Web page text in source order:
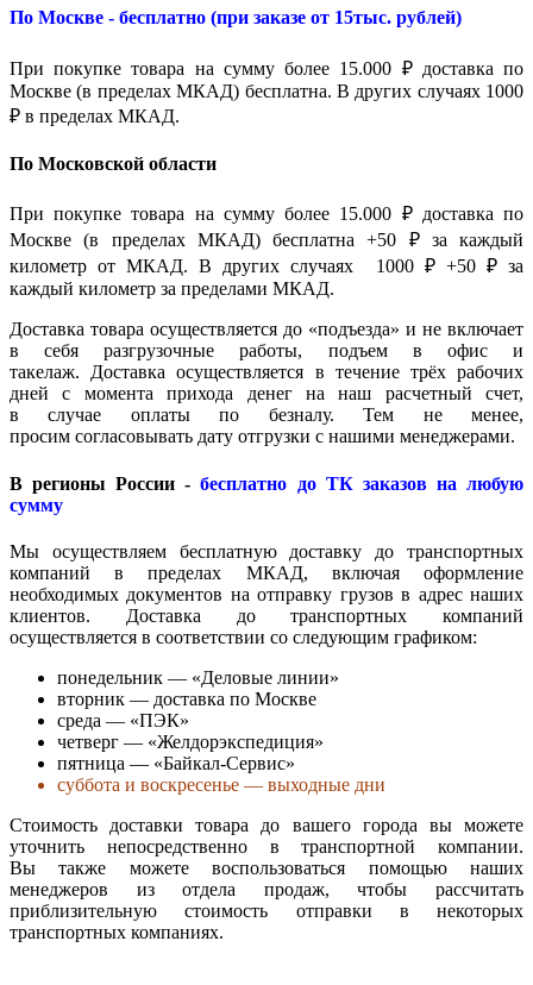
По Москве - бесплатно (при заказе от 15тыс. рублей)
При покупке товара на сумму более 15.000 ₽ доставка по
Москве (в пределах МКАД) бесплатна. В других случаях 1000
₽ в пределах МКАД.
По Московской области
При покупке товара на сумму более 15.000 ₽ доставка по
Москве (в пределах МКАД) бесплатна +50 ₽ за каждый
километр от МКАД. В других случаях 1000 ₽ +50 ₽ за
каждый километр за пределами МКАД.
Доставка товара осуществляется до «подъезда» и не включает
в себя разгрузочные работы, подъем в офис и
такелаж. Доставка осуществляется в течение трёх рабочих
дней с момента прихода денег на наш расчетный счет,
в случае оплаты по безналу. Тем не менее,
просим согласовывать дату отгрузки с нашими менеджерами.
В регионы России -бесплатно до ТК заказов на любую
сумму
Мы осуществляем бесплатную доставку до транспортных
компаний в пределах МКАД, включая оформление
необходимых документов на отправку грузов в адрес наших
клиентов. Доставка до транспортных компаний
осуществляется в соответствии со следующим графиком:
понедельник — «Деловые линии»
вторник — доставка по Москве
среда — «ПЭК»
четверг — «Желдорэкспедиция»
пятница — «Байкал-Сервис»
суббота и воскресенье — выходные дни
Стоимость доставки товара до вашего города вы можете
уточнить непосредственно в транспортной компании.
Вы также можете воспользоваться помощью наших
менеджеров из отдела продаж, чтобы рассчитать
приблизительную стоимость отправки в некоторых
транспортных компаниях.